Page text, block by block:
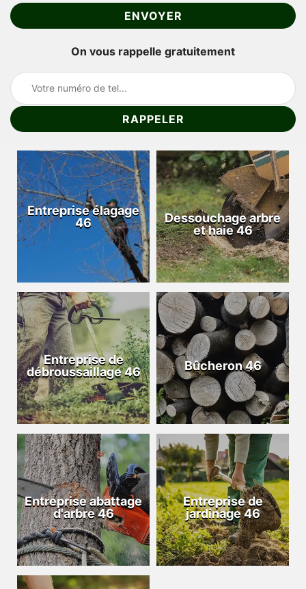
On vous rappelle gratuitement
Entreprise élagage
46
Dessouchage arbre
et haie 46
Entreprise de
débroussaillage 46
Bûcheron 46
Entreprise abattage
d'arbre 46
Entreprise de
jardinage 46